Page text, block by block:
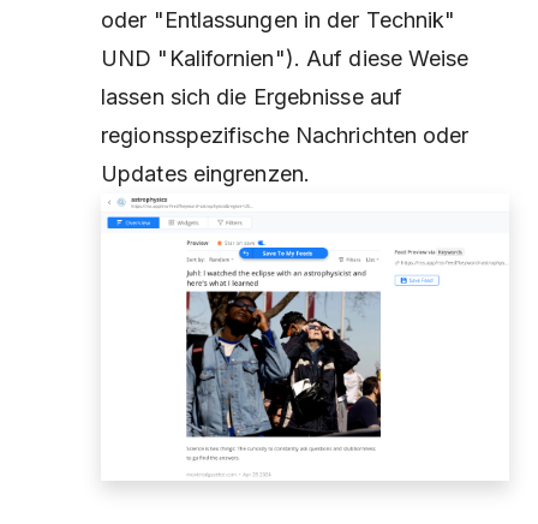
oder "Entlassungen in der Technik"
UND "Kalifornien"). Auf diese Weise
lassen sich die Ergebnisse auf
regionsspezifische Nachrichten oder
Updates eingrenzen.